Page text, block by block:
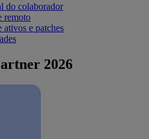
do colaborador
remoto
ativos e patches
2026